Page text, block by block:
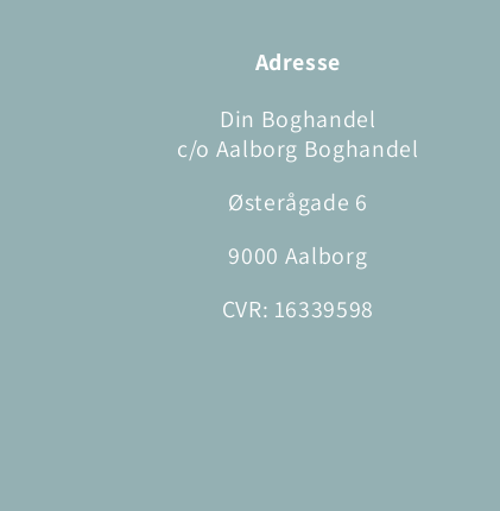
Adresse
Din Boghandel
c/o Aalborg Boghandel
Østerågade 6
9000 Aalborg
CVR: 16339598